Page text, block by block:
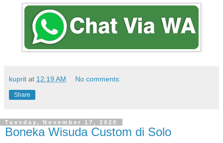
kuprit at 12:19 AM No comments:
Share
Tuesday, November 17, 2020
Boneka Wisuda Custom di Solo